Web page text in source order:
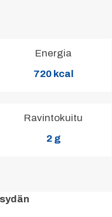
Energia
720 kcal
Ravintokuitu
2 g